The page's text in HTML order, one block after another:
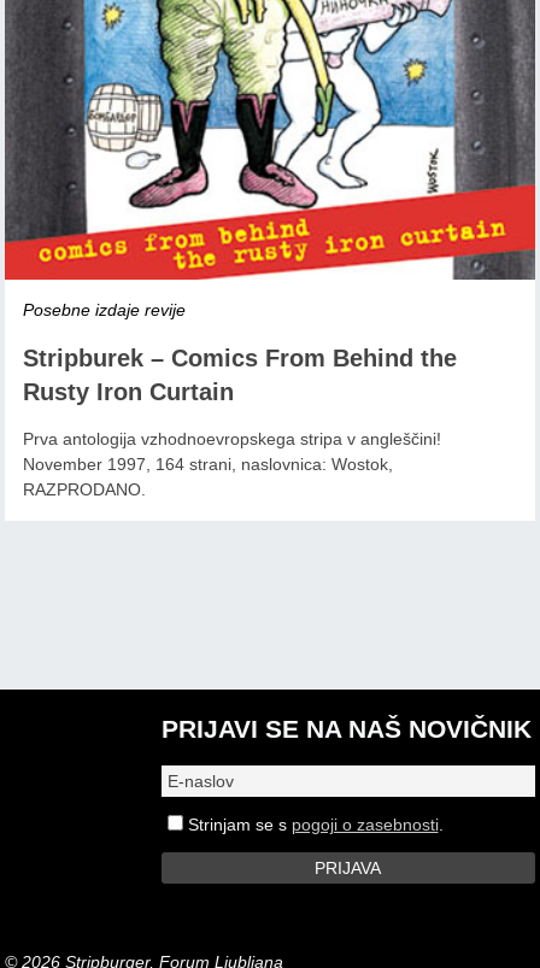
Posebne izdaje revije
Stripburek – Comics From Behind the
Rusty Iron Curtain
Prva antologija vzhodnoevropskega stripa v angleščini!
November 1997, 164 strani, naslovnica: Wostok,
RAZPRODANO.
PRIJAVI SE NA NAŠ NOVIČNIK
Strinjam se s pogoji o zasebnosti.
© 2026 Stripburger, Forum Ljubljana